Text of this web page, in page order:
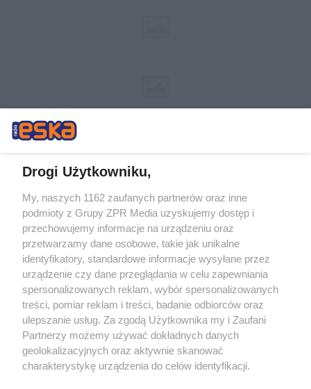
Żaden utwór zamieszczony w serwisie nie może być powielany i
rozpowszechniany lub dalej rozpowszechniany w jakikolwiek sposób (w
tym także elektroniczny lub mechaniczny) na jakimkolwiek polu
eksploatacji w jakiejkolwiek formie, włącznie z umieszczaniem w
Internecie bez pisemnej zgody właściciela praw. Jakiekolwiek użycie lub
wykorzystanie utworów w całości lub w części z naruszeniem prawa,
tzn. bez właściwej zgody, jest zabronione pod groźbą kary i może być
ścigane prawnie.
Drogi Użytkowniku,
My, naszych 1162 zaufanych partnerów oraz inne
podmioty z Grupy ZPR Media uzyskujemy dostęp i
przechowujemy informacje na urządzeniu oraz
przetwarzamy dane osobowe, takie jak unikalne
identyfikatory, standardowe informacje wysyłane przez
urządzenie czy dane przeglądania w celu zapewniania
spersonalizowanych reklam, wybór spersonalizowanych
treści, pomiar reklam i treści, badanie odbiorców oraz
ulepszanie usług. Za zgodą Użytkownika my i Zaufani
Partnerzy możemy używać dokładnych danych
geolokalizacyjnych oraz aktywnie skanować
charakterystykę urządzenia do celów identyfikacji.